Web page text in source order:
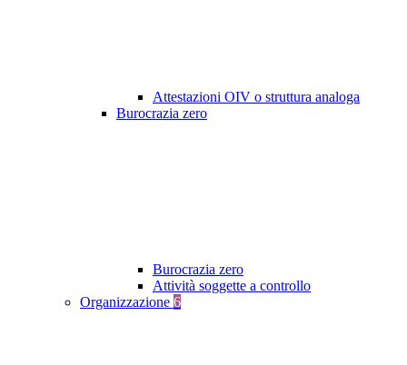
Attestazioni OIV o struttura analoga
Burocrazia zero
Burocrazia zero
Attività soggette a controllo
Organizzazione 6